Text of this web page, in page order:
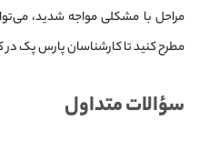
مراحل با مشکلی مواجه شدید،
مطرح کنید تا کارشناسان پارس پک در
سؤالات متداول